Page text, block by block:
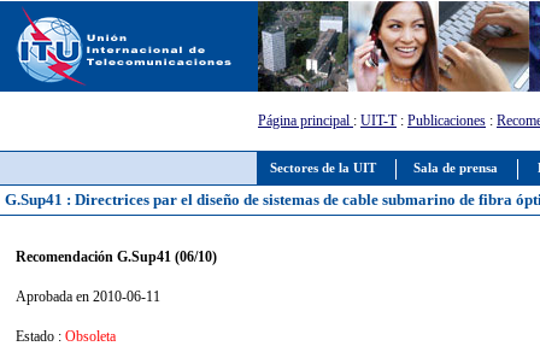
Sectores de la UIT Sala de prensa
Página principal : UIT-T: Publicaciones :
G.Sup41 : Directrices par el diseño de sistemas de cable submarino de fibra
Recomendación G.Sup41 (06/10)
Aprobada en 2010-06-11
Estado : Obsoleta